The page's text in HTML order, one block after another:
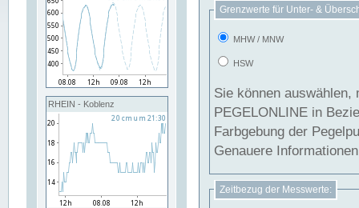
RHEIN - Koblenz
Grenzwerte für Unter- &
MHW / MNW
HSW
Sie können
PEGELONLINE in Beziehung
Farbgebung der
Genauere
Zeitbezug der Messwerte: